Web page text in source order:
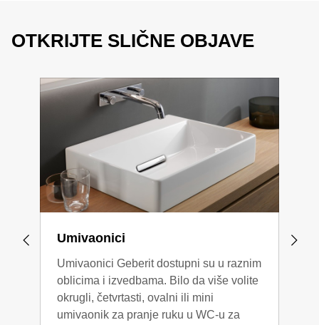
OTKRIJTE SLIČNE OBJAVE
Umivaonici
Umivaonici Geberit dostupni su u raznim
oblicima i izvedbama. Bilo da više volite
okrugli, četvrtasti, ovalni ili mini
umivaonik za pranje ruku u WC-u za